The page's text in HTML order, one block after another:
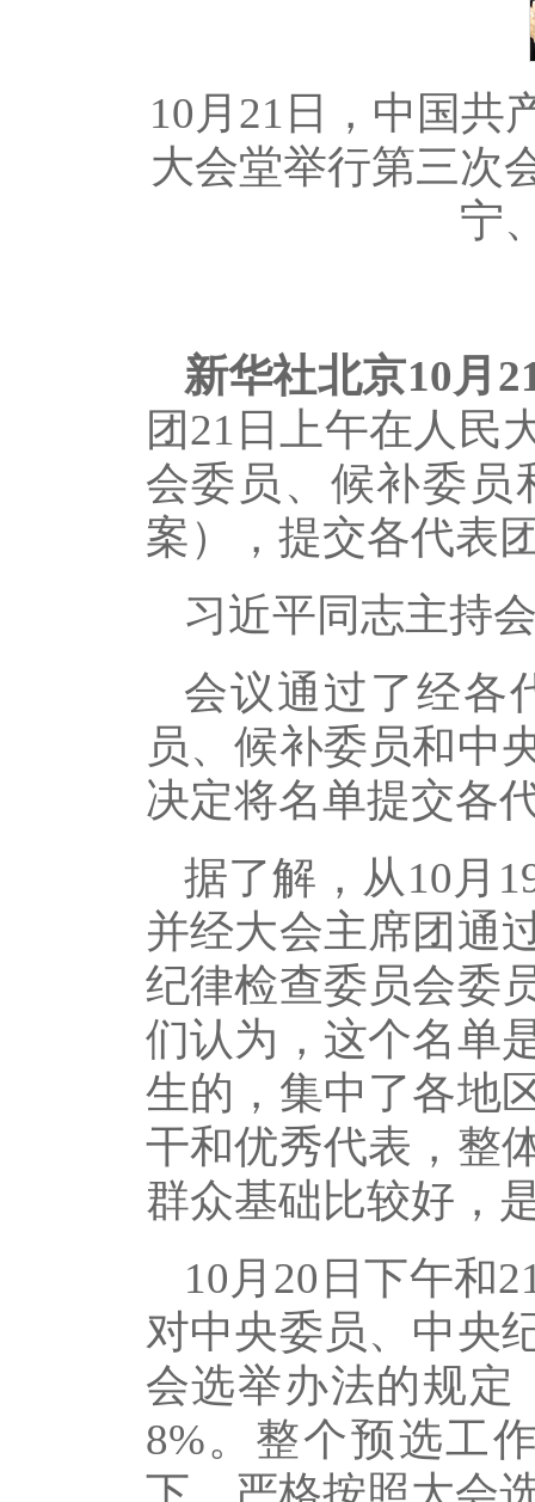
10月21日，中国共
大会堂举行第三次
宁
新华社北京10月
团21日上午在人民
会委员、候补委员
案），提交各代表
习近平同志主持
会议通过了经各
员、候补委员和中
决定将名单提交各
据了解，从10月
并经大会主席团通
纪律检查委员会委
们认为，这个名单
生的，集中了各地
干和优秀代表，整
群众基础比较好，
10月20日下午和
对中央委员、中央
会选举办法的规定
8%。整个预选工